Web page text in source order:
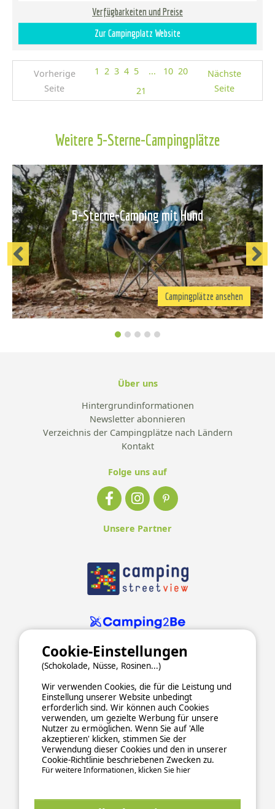
Verfügbarkeiten und Preise
Zur Campingplatz Website
Vorherige
Seite
1 2 3 4 5 ... 10 20
21
Nächste
Seite
Weitere 5-Sterne-Campingplätze
5-Sterne-Camping mit Hund
Campingplätze ansehen
Über uns
Hintergrundinformationen
Newsletter abonnieren
Verzeichnis der Campingplätze nach Ländern
Kontakt
Folge uns auf
Unsere Partner
ALLGEMEINE NUTZUNGSBEDINGUNGEN
DATENSCHUTZERKLÄRUNGCOOKIESIMPRESSUM
Sichere und zuverlässige Zahlungsabwicklung
Cookie-Einstellungen
(Schokolade, Nüsse, Rosinen...)
Wir verwenden Cookies, die für die Leistung und
Einstellung unserer Website unbedingt
erforderlich sind. Wir können auch Cookies
verwenden, um gezielte Werbung für unsere
Nutzer zu ermöglichen. Wenn Sie auf 'Alle
akzeptieren' klicken, stimmen Sie der
Verwendung dieser Cookies und den in unserer
Cookie-Richtlinie beschriebenen Zwecken zu.
Für weitere Informationen, klicken Sie hier